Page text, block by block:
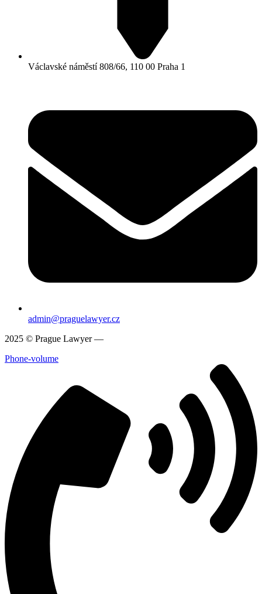
Václavské náměstí 808/66, 110 00 Praha 1
admin@praguelawyer.cz
2025 © Prague Lawyer —
Phone-volume